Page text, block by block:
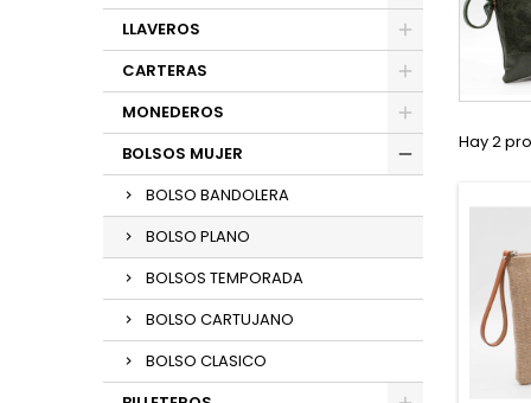
LLAVEROS
CARTERAS
MONEDEROS
BOLSOS MUJER
BOLSO BANDOLERA
BOLSO PLANO
BOLSOS TEMPORADA
BOLSO CARTUJANO
BOLSO CLASICO
Hay 2